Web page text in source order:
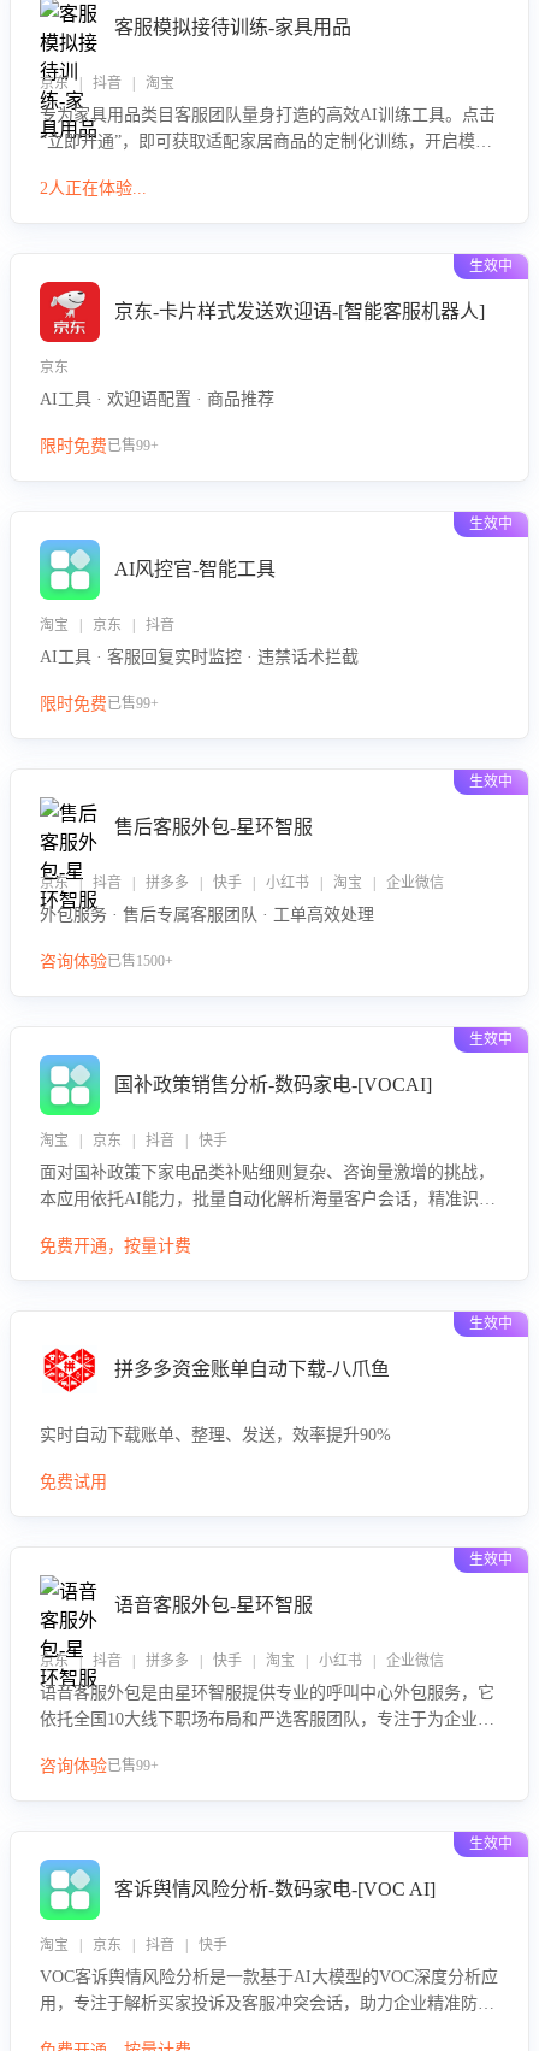
客服模拟接待训练-家具用品
京东 | 抖音 | 淘宝
专为家具用品类目客服团队量身打造的高效AI训练工具。点击
“立即开通”，即可获取适配家居商品的定制化训练，开启模拟
参数咨询等高频场景下的专业应对能力。
2人正在体验...
生效中
京东-卡片样式发送欢迎语-[智能客服机器人]
京东
AI工具 · 欢迎语配置 · 商品推荐
限时免费已售99+
生效中
AI风控官-智能工具
淘宝 | 京东 | 抖音
AI工具 · 客服回复实时监控 · 违禁话术拦截
限时免费已售99+
生效中
售后客服外包-星环智服
京东 | 抖音 | 拼多多 | 快手 | 小红书 | 淘宝 | 企业微信
外包服务 · 售后专属客服团队 · 工单高效处理
咨询体验已售1500+
生效中
国补政策销售分析-数码家电-[VOCAI]
淘宝 | 京东 | 抖音 | 快手
面对国补政策下家电品类补贴细则复杂、咨询量激增的挑战，
本应用依托AI能力，批量自动化解析海量客户会话，精准识别
向，深度洞察决策动因。同时全面评估客服团队政策解读准确
免费开通，按量计费
生效中
拼多多资金账单自动下载-八爪鱼
实时自动下载账单、整理、发送，效率提升90%
免费试用
生效中
语音客服外包-星环智服
京东 | 抖音 | 拼多多 | 快手 | 淘宝 | 小红书 | 企业微信
语音客服外包是由星环智服提供专业的呼叫中心外包服务，它
依托全国10大线下职场布局和严选客服团队，专注于为企业提
队和智能工具提升语音客服服务效率和质量，帮助企业实现降
咨询体验已售99+
生效中
客诉舆情风险分析-数码家电-[VOC AI]
淘宝 | 京东 | 抖音 | 快手
VOC客诉舆情风险分析是一款基于AI大模型的VOC深度分析应
用，专注于解析买家投诉及客服冲突会话，助力企业精准防控